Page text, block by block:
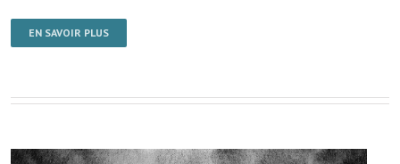
EN SAVOIR PLUS